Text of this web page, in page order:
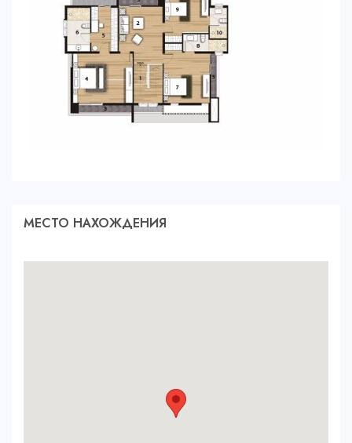
МЕСТО НАХОЖДЕНИЯ